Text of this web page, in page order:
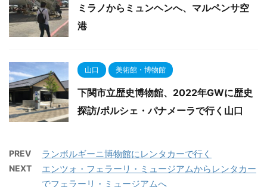
ミラノからミュンヘンへ、マルペンサ空
港
山口 美術館・博物館
下関市立歴史博物館、2022年GWに歴史
探訪/ポルシェ・パナメーラで行く山口
PREV ランボルギーニ博物館にレンタカーで行く
NEXT
エンツォ・フェラーリ・ミュージアムからレンタカー
でフェラーリ・ミュージアムへ